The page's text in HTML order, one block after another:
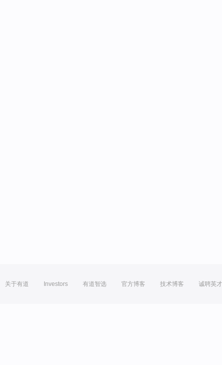
关于有道 Investors 有道智选 官方博客 技术博客 诚聘英才